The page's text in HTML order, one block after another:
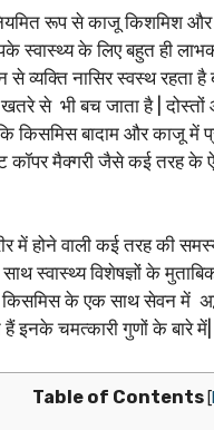
रूप से काजू किशमिश और
स्वास्थ्य के लिए बहुत ही
व्यक्ति नासिर स्वस्थ रहता
खतरे से भी बच जाता है |
किसमिस बादाम और काजू में
कॉपर मैक्गरी जैसे कई तरह के
में होने वाली कई तरह की
स्वास्थ्य विशेषज्ञों के
किसमिस के एक साथ सेवन में
इनके चमत्कारी गुणों के बारे में|
Table of Contents [